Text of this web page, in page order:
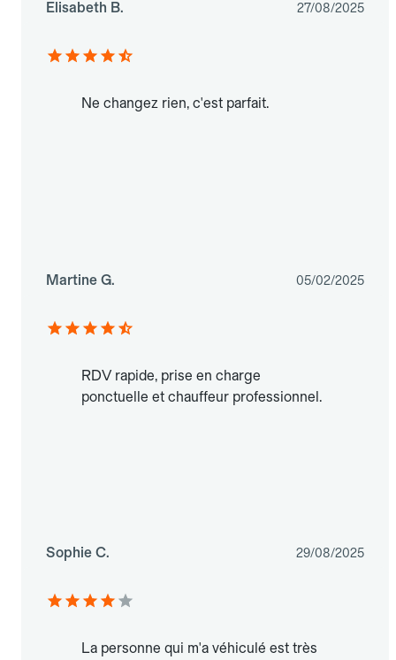
Elisabeth B. 27/08/2025
Ne changez rien, c'est parfait.
Martine G. 05/02/2025
RDV rapide, prise en charge
ponctuelle et chauffeur professionnel.
Sophie C. 29/08/2025
La personne qui m'a véhiculé est très